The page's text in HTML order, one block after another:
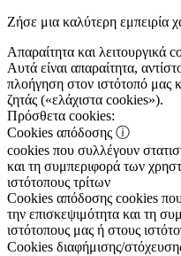
Ζήσε μια καλύτερη εμπειρία
Απαραίτητα και λειτουργικά
Αυτά είναι απαραίτητα,
πλοήγηση στον ιστότοπό μας
ζητάς («ελάχιστα cookies»).
Πρόσθετα cookies:
Cookies απόδοσης ⓘ
cookies που συλλέγουν
και τη συμπεριφορά των
ιστότοπους τρίτων
Cookies απόδοσης cookies
την επισκεψιμότητα και τη
ιστότοπους μας ή στους
Cookies διαφήμισης/